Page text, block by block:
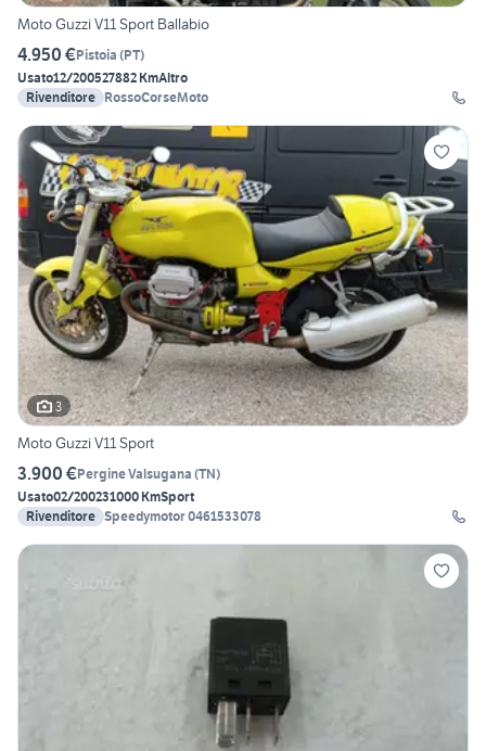
Moto Guzzi V11 Sport Ballabio
4.950 €Pistoia (PT)
Usato12/200527882 KmAltro
Rivenditore RossoCorseMoto
3
Moto Guzzi V11 Sport
3.900 €Pergine Valsugana (TN)
Usato02/200231000 KmSport
Rivenditore Speedymotor 0461533078